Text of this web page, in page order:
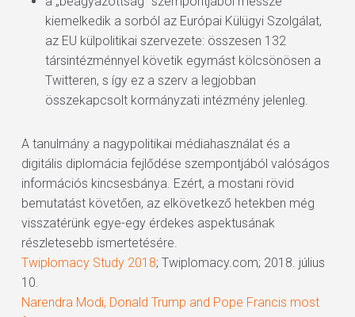
kiemelkedik a sorból az Európai Külügyi Szolgálat,
az EU külpolitikai szervezete: összesen 132
társintézménnyel követik egymást kölcsönösen a
Twitteren, s így ez a szerv a legjobban
összekapcsolt kormányzati intézmény jelenleg.
A tanulmány a nagypolitikai médiahasználat és a
digitális diplomácia fejlődése szempontjából valóságos
információs kincsesbánya. Ezért, a mostani rövid
bemutatást követően, az elkövetkező hetekben még
visszatérünk egye-egy érdekes aspektusának
részletesebb ismertetésére.
Twiplomacy Study 2018; Twiplomacy.com; 2018. július
10.
Narendra Modi, Donald Trump and Pope Francis most